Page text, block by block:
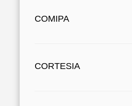
COMIPA
CORTESIA